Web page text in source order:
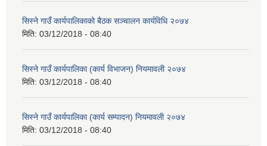
सिस्ने गाउँ कार्यपालिकाको बैठक सञ्चालन कार्यविधि २०७४
मिति: 03/12/2018 - 08:40
सिस्ने गाउँ कार्यपालिका (कार्य विभाजन) नियमावली २०७४
मिति: 03/12/2018 - 08:40
सिस्ने गाउँ कार्यपालिका (कार्य सम्पादन) नियमावली २०७४
मिति: 03/12/2018 - 08:40